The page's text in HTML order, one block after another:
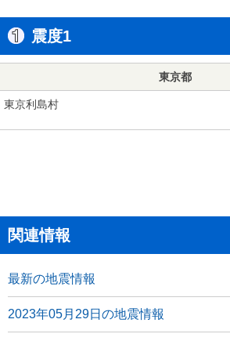
震度1
東京都
東京利島村
関連情報
最新の地震情報
2023年05月29日の地震情報